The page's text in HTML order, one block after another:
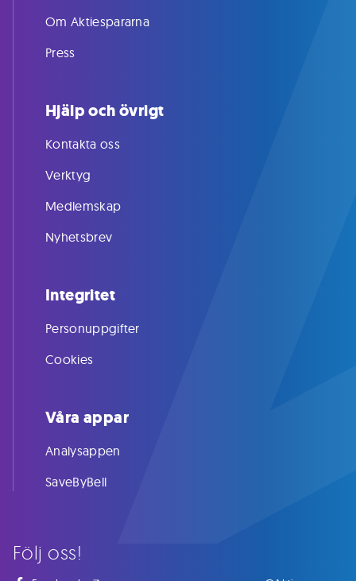
Följ oss!
Om Aktiespararna
Press
Hjälp och övrigt
Kontakta oss
Verktyg
Medlemskap
Nyhetsbrev
Integritet
Personuppgifter
Cookies
Våra appar
Analysappen
SaveByBell